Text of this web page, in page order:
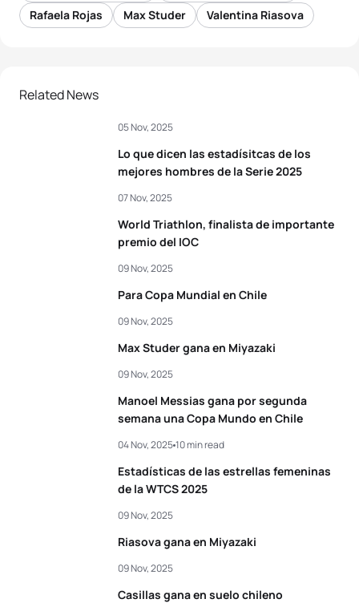
Rafaela Rojas
Max Studer Valentina Riasova
Related News
Lo que dicen las estadísitcas de los
mejores hombres de la Serie 2025
05 Nov, 2025
World Triathlon, finalista de importante
premio del IOC
07 Nov, 2025
Para Copa Mundial en Chile
09 Nov, 2025
Max Studer gana en Miyazaki
09 Nov, 2025
Manoel Messias gana por segunda
semana una Copa Mundo en Chile
09 Nov, 2025
Estadísticas de las estrellas femeninas
de la WTCS 2025
04 Nov, 202510 min read
Riasova gana en Miyazaki
09 Nov, 2025
Casillas gana en suelo chileno
09 Nov, 2025